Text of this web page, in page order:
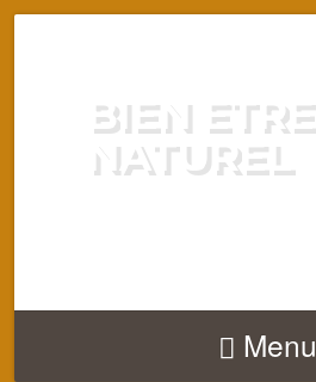
BIEN ETRE
NATUREL
Menu